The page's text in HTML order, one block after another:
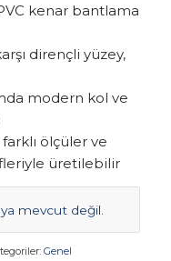
kenar bantlama
dirençli yüzey,
modern kol ve
ölçüler ve
üretilebilir
mevcut değil.
Genel